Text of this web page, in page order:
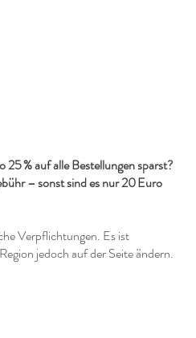
% auf alle Bestellungen sparst?
– sonst sind es nur 20 Euro
Verpflichtungen. Es ist
jedoch auf der Seite ändern.